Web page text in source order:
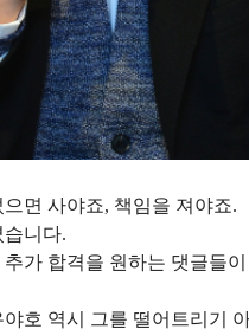
면 사야죠, 책임을 져야죠.
니다.
가 합격을 원하는 댓글들
호 역시 그를 떨어트리기